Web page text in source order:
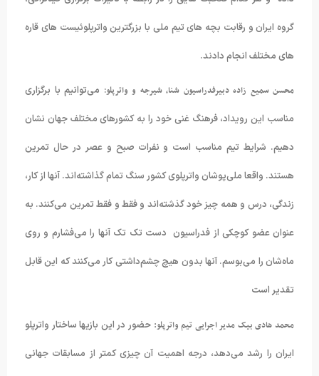
گروه ایران و رقابت بچه های تیم ملی با بزرگترین واترپلوئیست های قاره
های مختلف انجام دادند.
محسن سمیع زاده دبیرفدراسیون شنا، شیرجه و واترپلو: می‌توانیم با برگزاری
مناسب این رویداد، فرهنگ غنی خود را به کشورهای مختلف جهان نشان
دهیم. شرایط تیم مناسب است و نفرات صبح و عصر در حال تمرین
هستند. واقعا ملی‌پوشان واترپلوی کشور سنگ تمام گذاشته‌اند. آنها از کار،
زندگی، درس و همه چیز خود گذشته‌اند و فقط و فقط تمرین می‌کنند. به
عنوان عضو کوچکی از فدراسیون دست تک تک آنها را می‌فشارم و روی
ماه‌شان را می‌بوسم. آنها بدون هیچ چشم‌داشتی کار می‌کنند که این قابل
تقدیر است
محمد هادی بیک مدیر اجرایی تیم واترپلو: حضور در این بازیها ساختار واترپلو
ایران را رشد می‌دهد، درجه اهمیت آن چیزی کمتر از مسابقات جهانی